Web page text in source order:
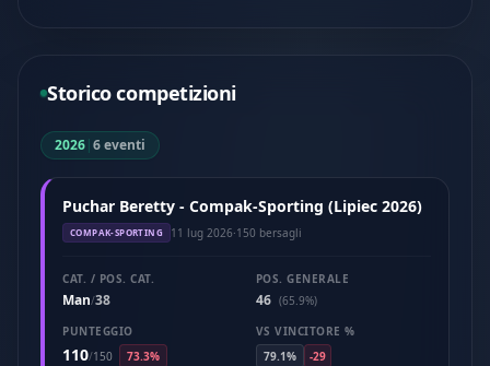
Storico competizioni
2026|6 eventi
Puchar Beretty - Compak-Sporting (Lipiec 2026)
COMPAK-SPORTING 11 lug 2026·150 bersagli
CAT. / POS. CAT.
Man/38
POS. GENERALE
46 (65.9%)
PUNTEGGIO
110/150 73.3%
VS VINCITORE %
79.1%
-29